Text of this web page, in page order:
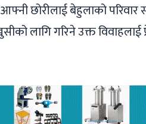
छोरीलाई बेहुलाको
लागि गरिने उक्त विवाहलाई